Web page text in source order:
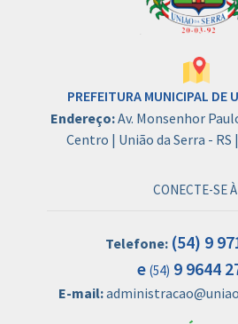
PREFEITURA MUNICIPAL DE
Endereço:Av. Monsenhor
Centro | União da Serra - RS
CONECTE-SE
Telefone: (54) 9
e (54) 9 9644
E-mail: